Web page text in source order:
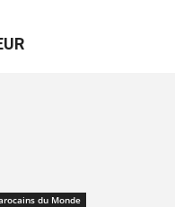
du Monde